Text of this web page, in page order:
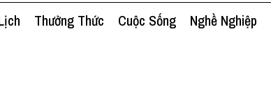
Thưởng Thức Cuộc Sống Nghề Nghiệp